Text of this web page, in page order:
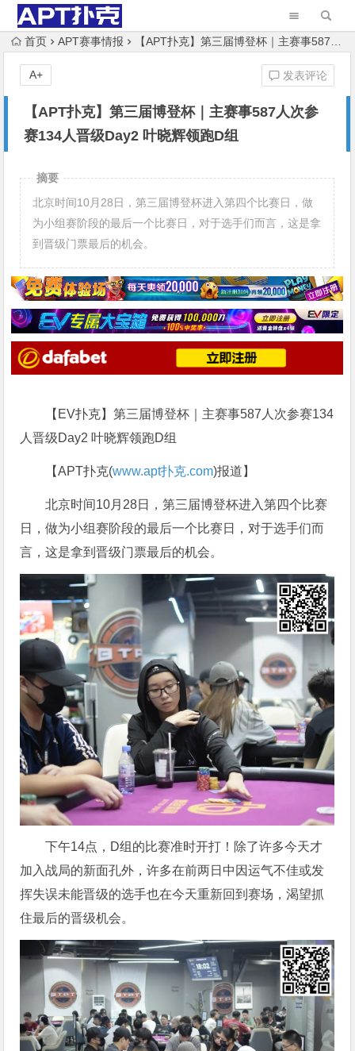
首页 APT赛事情报 【APT扑克】第三届博登杯｜主赛事587人次参赛134人晋级Day2 叶晓辉领跑D组
【APT扑克】第三届博登杯｜主赛事587人次参
赛134人晋级Day2 叶晓辉领跑D组
发表评论
A+
摘要
北京时间10月28日，第三届博登杯进入第四个比赛日，做
为小组赛阶段的最后一个比赛日，对于选手们而言，这是拿
到晋级门票最后的机会。
【EV扑克】第三届博登杯｜主赛事587人次参赛134
人晋级Day2 叶晓辉领跑D组
【APT扑克(www.apt扑克.com)报道】
北京时间10月28日，第三届博登杯进入第四个比赛
日，做为小组赛阶段的最后一个比赛日，对于选手们而
言，这是拿到晋级门票最后的机会。
下午14点，D组的比赛准时开打！除了许多今天才
加入战局的新面孔外，许多在前两日中因运气不佳或发
挥失误未能晋级的选手也在今天重新回到赛场，渴望抓
住最后的晋级机会。